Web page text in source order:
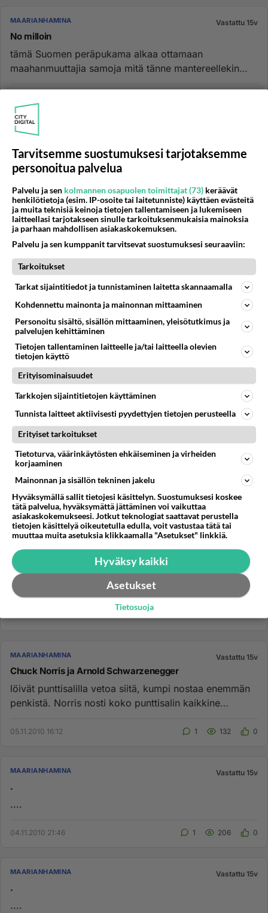
MAARIANHAMINA Vastattu 15v
No milloin
tämä Suomen peräpukama alkaa ottamaan
maahanmuuttajia samoja mitä tänne mantereellekin
AHVENANMAA
Nämä tyhjät viestit varmaan symbolisoi keskusteluiden
tasoa tällä palstalla!...
08.11.2010 06:09 6 442 0
Vastattu 15v
....
Ahvenanmaa pitäisi ehdottomasti irroittaa Suomesta!
Miksi Suomen pitäisi pitää tällaista loista kyljessään.
"Ahvenanmaata ei tunnu velvoittavan mitkään EU:n
säännöt ja kun...
04.11.2010 12:00 4 251
MAARIANHAMINA Vastattu 15v
Chuck Norris ja Arnold Schwarzenegger
löivät punttisalilla vetoa siitä, kumpi nostaa enemmän
penkistä. Norris nosti koko punttisalin kaikkine
05.11.2010 16:12 1 132 0
MAARIANHAMINA Vastattu 15v
.
....
04.11.2010 21:46 1 206 0
MAARIANHAMINA Vastattu 15v
.
....
Tarvitsemme suostumuksesi tarjotaksemme
personoitua palvelua
Palvelu ja sen kolmannen osapuolen toimittajat (73) keräävät
henkilötietoja (esim. IP-osoite tai laitetunniste) käyttäen evästeitä
ja muita teknisiä keinoja tietojen tallentamiseen ja lukemiseen
laitteellasi tarjotakseen sinulle tarkoituksenmukaisia mainoksia
ja parhaan mahdollisen asiakaskokemuksen.
Palvelu ja sen kumppanit tarvitsevat suostumuksesi seuraaviin:
Tarkoitukset
Tarkat sijaintitiedot ja tunnistaminen laitetta skannaamalla
Kohdennettu mainonta ja mainonnan mittaaminen
Personoitu sisältö, sisällön mittaaminen, yleisötutkimus ja
palvelujen kehittäminen
Tietojen tallentaminen laitteelle ja/tai laitteella olevien
tietojen käyttö
Erityisominaisuudet
Tarkkojen sijaintitietojen käyttäminen
Tunnista laitteet aktiivisesti pyydettyjen tietojen perusteella
Erityiset tarkoitukset
Tietoturva, väärinkäytösten ehkäiseminen ja virheiden
korjaaminen
Mainonnan ja sisällön tekninen jakelu
Hyväksymällä sallit tietojesi käsittelyn. Suostumuksesi koskee
tätä palvelua, hyväksymättä jättäminen voi vaikuttaa
asiakaskokemukseesi. Jotkut teknologiat saattavat perustella
tietojen käsittelyä oikeutetulla edulla, voit vastustaa tätä tai
muuttaa muita asetuksia klikkaamalla "Asetukset" linkkiä.
Hyväksy kaikki
Asetukset
Tietosuoja